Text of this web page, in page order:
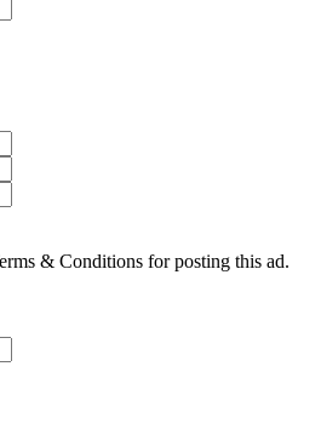
& Conditions for posting this ad.